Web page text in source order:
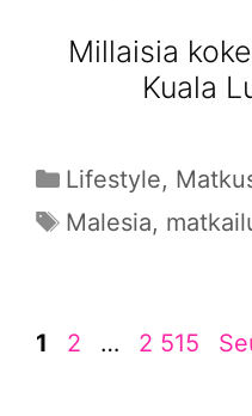
Millaisia
Kuala
Kategoriat
Lifestyle,
Avainsanat
Malesia,
Sivu
1 Sivu
2 … Sivu
2 515